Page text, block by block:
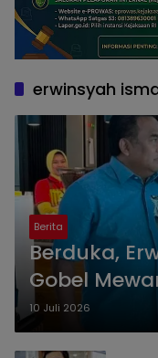
erwinsyah
Berita
Berduka,
Gobel
yang Tak
Terlupakan
10 Juli 2026